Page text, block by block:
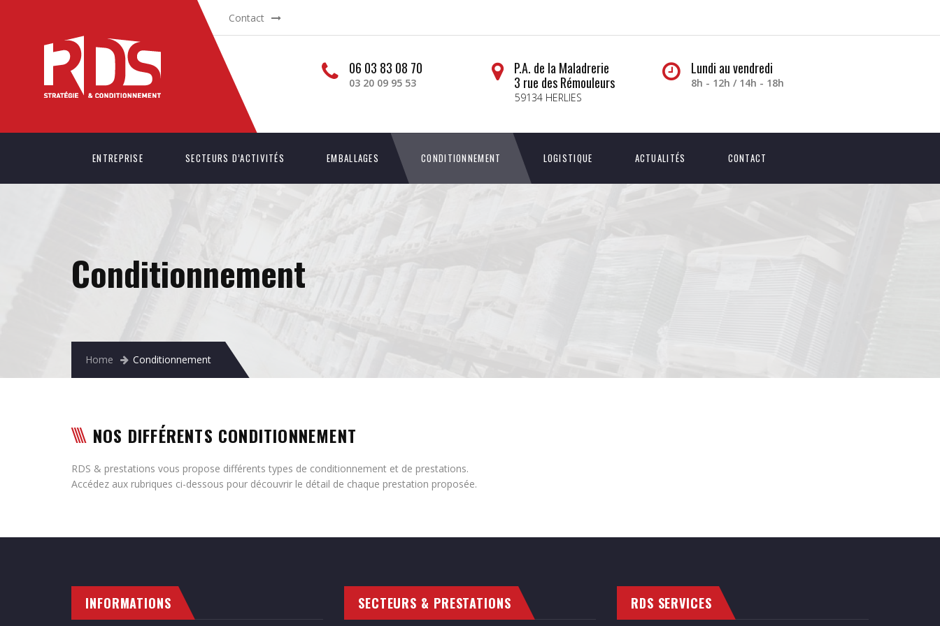
Contact
06 03 83 08 70
03 20 09 95 53
P.A. de la Maladrerie
3 rue des Rémouleurs
59134 HERLIES
Lundi au vendredi
8h - 12h / 14h - 18h
ENTREPRISE SECTEURS D’ACTIVITÉS EMBALLAGES CONDITIONNEMENT LOGISTIQUE ACTUALITÉS CONTACT
Conditionnement
Home Conditionnement
NOS DIFFÉRENTS CONDITIONNEMENT
RDS & prestations vous propose différents types de conditionnement et de prestations.
Accédez aux rubriques ci-dessous pour découvrir le détail de chaque prestation proposée.
INFORMATIONS SECTEURS & PRESTATIONS RDS SERVICES